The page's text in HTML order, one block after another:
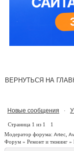
ВЕРНУТЬСЯ НА
Новые сообщения ·
Страница 1 из 1
1
Модератор форума: Artec
Форум » Ремонт и тюнинг »